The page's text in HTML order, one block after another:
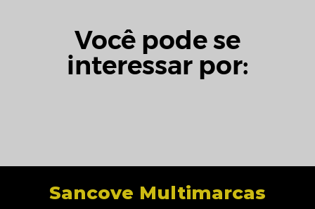
Você pode se
interessar por:
Sancove Multimarcas